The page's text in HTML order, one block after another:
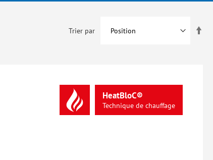
Trier par
HeatBloC®
Technique de chauffage